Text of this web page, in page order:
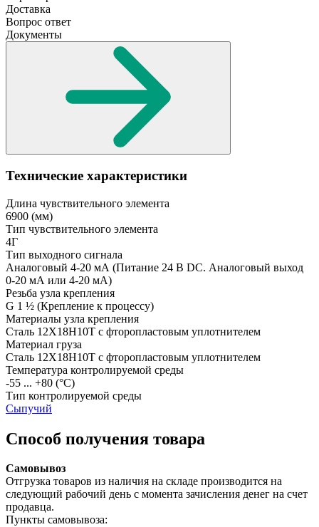
Доставка
Вопрос ответ
Документы
Технические характеристики
Длина чувствительного элемента
6900 (мм)
Тип чувствительного элемента
4Г
Тип выходного сигнала
Аналоговый 4-20 мА (Питание 24 В DC. Аналоговый выход
0-20 мА или 4-20 мА)
Резьба узла крепления
G 1 ½ (Крепление к процессу)
Материалы узла крепления
Сталь 12Х18Н10Т с фторопластовым уплотнителем
Материал груза
Сталь 12Х18Н10Т с фторопластовым уплотнителем
Температура контролируемой среды
-55 ... +80 (°С)
Тип контролируемой среды
Сыпучий
Способ получения товара
Самовывоз
Отгрузка товаров из наличия на складе производится на
следующий рабочий день с момента зачисления денег на счет
продавца.
Пункты самовывоза: